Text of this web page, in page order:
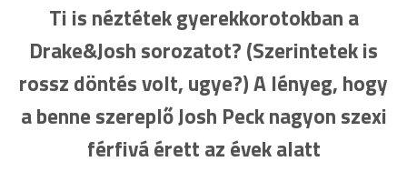
Ti is néztétek gyerekkorotokban a
Drake&Josh sorozatot? (Szerintetek is
rossz döntés volt, ugye?) A lényeg, hogy
a benne szereplő Josh Peck nagyon szexi
férfivá érett az évek alatt